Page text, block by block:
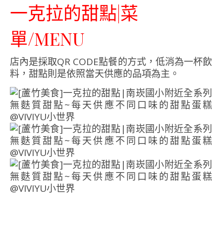
一克拉的甜點|菜
單/MENU
店內是採取QR CODE點餐的方式，低消為一杯飲
料，甜點則是依照當天供應的品項為主。